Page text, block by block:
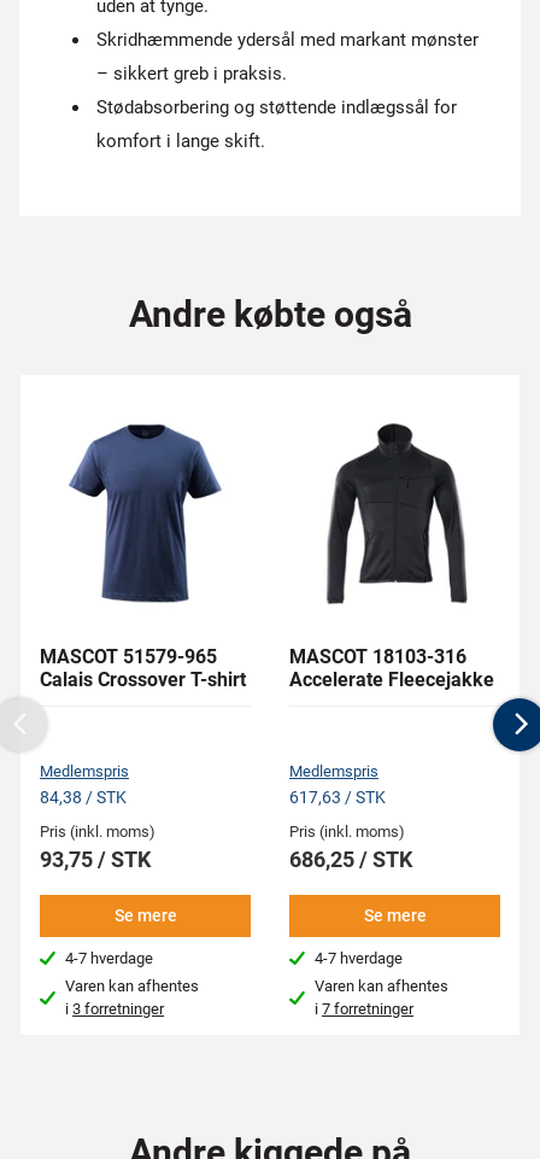
uden at tynge.
Skridhæmmende ydersål med markant mønster
– sikkert greb i praksis.
Stødabsorbering og støttende indlægssål for
komfort i lange skift.
Andre købte også
MASCOT 51579-965
Calais Crossover T-shirt
Medlemspris
84,38 / STK
Pris (inkl. moms)
93,75 / STK
Se mere
4-7 hverdage
Varen kan afhentes
i3 forretninger
MASCOT 18103-316
Accelerate Fleecejakke
Medlemspris
617,63 / STK
Pris (inkl. moms)
686,25 / STK
Se mere
4-7 hverdage
Varen kan afhentes
i7 forretninger
Previous